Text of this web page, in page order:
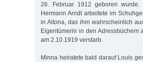
26. Februar 1912 geboren
Hermann Arndt arbeitete im
in Altona, das ihm wahrscheinlich
Eigentümerin in den
am 2.10.1919 verstarb.
Minna heiratete bald darauf Louis